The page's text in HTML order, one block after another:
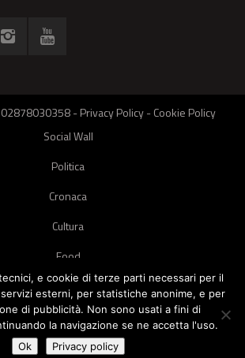
02878030358 -Privacy Policy-Cookie Policy
Social Wall
Politica
Cronaca
Cultura
Food
Green
Pets
Street Style
e cookie di terze parti necessari per il
esterni, per statistiche anonime, e per
di pubblicità. Non sono usati a fini di
la navigazione se ne accetta l'uso.
Ok
Privacy policy